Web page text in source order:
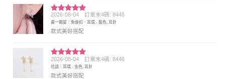
評分5 滿
分 5
2026-08-04 訂單末4碼: 8446
畫一顆星｜免後扣．耳環 - 藍色, 耳針
款式美好搭配
評分5 滿
分 5
2026-08-04 訂單末4碼: 8446
花語｜耳環 - 金色, 耳針
款式美好搭配